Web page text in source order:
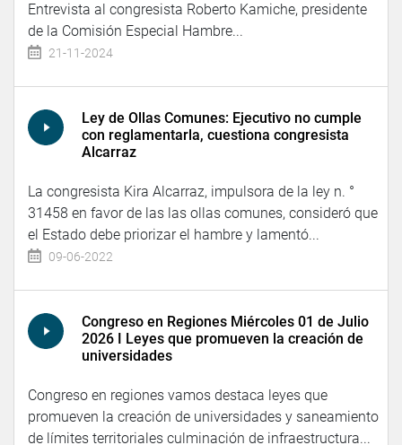
Entrevista al congresista Roberto Kamiche, presidente
de la Comisión Especial Hambre...
21-11-2024
Ley de Ollas Comunes: Ejecutivo no cumple
con reglamentarla, cuestiona congresista
Alcarraz
La congresista Kira Alcarraz, impulsora de la ley n. °
31458 en favor de las las ollas comunes, consideró que
el Estado debe priorizar el hambre y lamentó...
09-06-2022
Congreso en Regiones Miércoles 01 de Julio
2026 I Leyes que promueven la creación de
universidades
Congreso en regiones vamos destaca leyes que
promueven la creación de universidades y saneamiento
de límites territoriales culminación de infraestructura...